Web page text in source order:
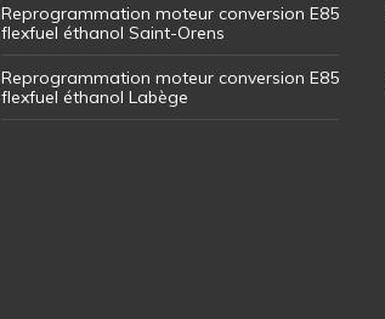
Reprogrammation moteur conversion E85
flexfuel éthanol Saint-Orens
Reprogrammation moteur conversion E85
flexfuel éthanol Labège